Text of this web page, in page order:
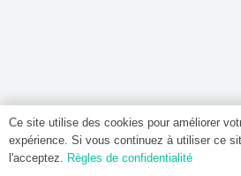
Ce site utilise des cookies pour améliorer
expérience. Si vous continuez à utiliser ce
l'acceptez. Règles de confidentialité